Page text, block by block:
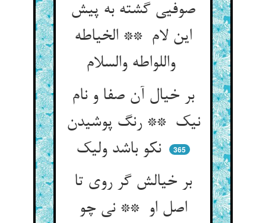
صوفیی گشته به پیش
این لام ** الخیاطه
واللواطه والسلام
بر خیال آن صفا و نام
نیک ** رنگ پوشیدن
نکو باشد ولیک
365
بر خیالش گر روی تا
اصل او ** نی چو